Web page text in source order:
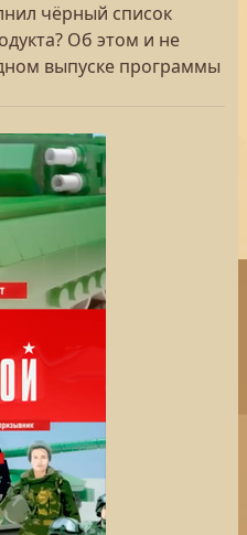
чёрный список
Об этом и не
выпуске программы